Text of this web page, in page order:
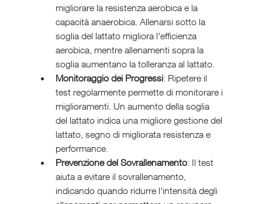
migliorare la resistenza aerobica e la
capacità anaerobica. Allenarsi sotto la
soglia del lattato migliora l'efficienza
aerobica, mentre allenamenti sopra la
soglia aumentano la tolleranza al lattato.
Monitoraggio dei Progressi: Ripetere il
test regolarmente permette di monitorare i
miglioramenti. Un aumento della soglia
del lattato indica una migliore gestione del
lattato, segno di migliorata resistenza e
performance.
Prevenzione del Sovrallenamento: Il test
aiuta a evitare il sovrallenamento,
indicando quando ridurre l'intensità degli